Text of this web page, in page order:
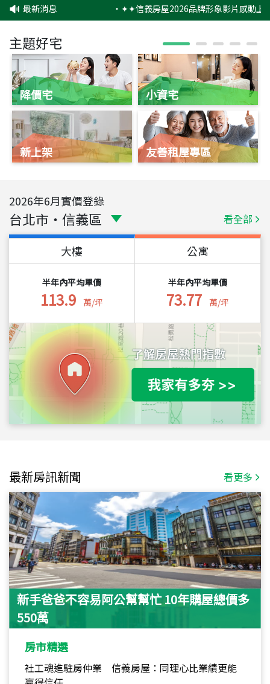
最新消息 ‧✦✦信義房屋2026品牌形象影片感動上
主題好宅
降價宅
新上架
小資宅
友善租屋專區
2026年6月實價登錄
台北市 ・ 信義區 看全部
大樓
半年內平均單價
113.9 萬/坪
公寓
半年內平均單價
73.77 萬/坪
最新房訊新聞 看更多
新手爸爸不容易阿公幫幫忙 10年購屋總價多
550萬
房市精選
社工魂進駐房仲業 信義房屋：同理心比業績更能